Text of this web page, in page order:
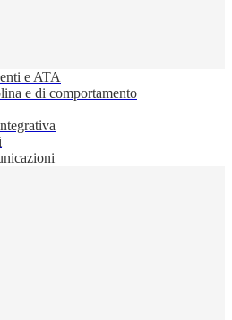
e ATA
e di comportamento